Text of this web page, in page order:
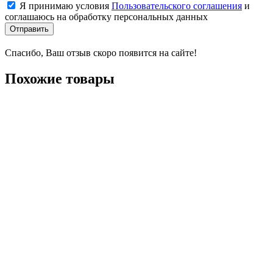
Я принимаю условия Пользовательского соглашения и
соглашаюсь на обработку персональных данных
Отправить
Спасибо, Ваш отзыв скоро появится на сайте!
Похожие товары